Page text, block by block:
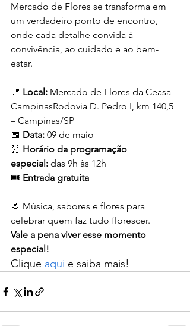
Mercado de Flores se transforma em
um verdadeiro ponto de encontro,
onde cada detalhe convida à
convivência, ao cuidado e ao bem-
estar.
📍 Local: Mercado de Flores da Ceasa
CampinasRodovia D. Pedro I, km 140,5
– Campinas/SP
📅 Data: 09 de maio
⏰ Horário da programação
especial: das 9h às 12h
🎟️ Entrada gratuita
🌷 Música, sabores e flores para
celebrar quem faz tudo florescer.
Vale a pena viver esse momento
especial!
Clique aqui e saiba mais!